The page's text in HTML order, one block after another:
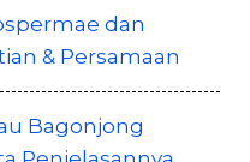
dan
& Persamaan
Bagonjong